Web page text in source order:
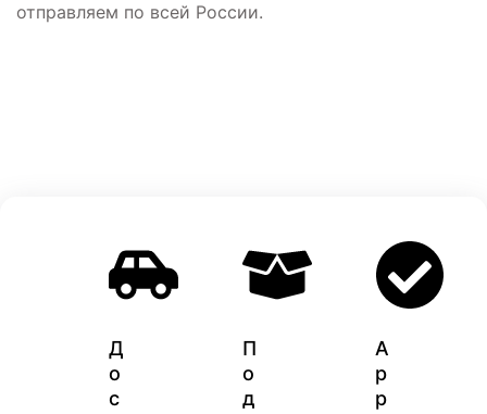
отправляем по всей России.
Д
о
с
П
о
д
A
p
p